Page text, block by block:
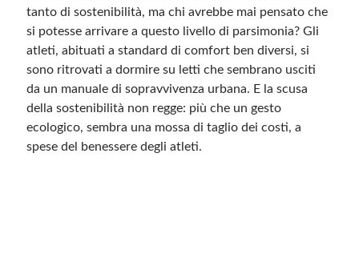
tanto di sostenibilità, ma chi avrebbe mai pensato che
si potesse arrivare a questo livello di parsimonia? Gli
atleti, abituati a standard di comfort ben diversi, si
sono ritrovati a dormire su letti che sembrano usciti
da un manuale di sopravvivenza urbana. E la scusa
della sostenibilità non regge: più che un gesto
ecologico, sembra una mossa di taglio dei costi, a
spese del benessere degli atleti.